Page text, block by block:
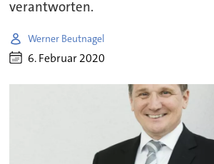
verantworten.
Werner Beutnagel
6. Februar 2020